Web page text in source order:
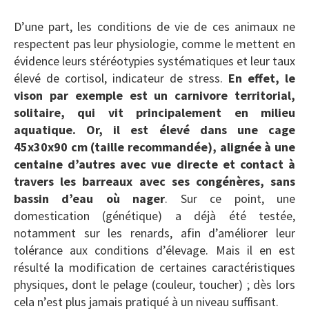
D’une part, les conditions de vie de ces animaux ne
respectent pas leur physiologie, comme le mettent en
évidence leurs stéréotypies systématiques et leur taux
élevé de cortisol, indicateur de stress. En effet, le
vison par exemple est un carnivore territorial,
solitaire, qui vit principalement en milieu
aquatique. Or, il est élevé dans une cage
45x30x90 cm (taille recommandée), alignée à une
centaine d’autres avec vue directe et contact à
travers les barreaux avec ses congénères, sans
bassin d’eau où nager. Sur ce point, une
domestication (génétique) a déjà été testée,
notamment sur les renards, afin d’améliorer leur
tolérance aux conditions d’élevage. Mais il en est
résulté la modification de certaines caractéristiques
physiques, dont le pelage (couleur, toucher) ; dès lors
cela n’est plus jamais pratiqué à un niveau suffisant.